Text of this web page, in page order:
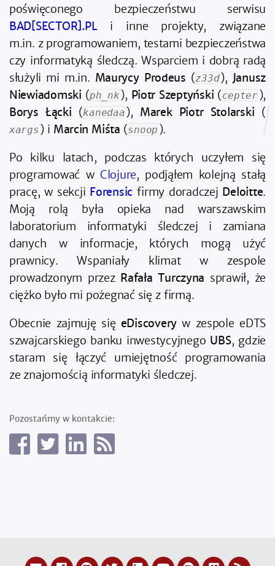
poświęconego bezpieczeństwu serwisu
BAD[SECTOR].PL i inne projekty, związane
m.in. z programowaniem, testami bezpieczeństwa
czy informatyką śledczą. Wsparciem i dobrą radą
służyli mi m.in. Maurycy Prodeus (z33d), Janusz
Niewiadomski (ph_nk ), Piotr Szeptyński (cepter ),
Borys Łącki (kanedaa ), Marek Piotr Stolarski (
xargs ) i Marcin Miśta (snoop ).
Po kilku latach, podczas których uczyłem się
programować w Clojure, podjąłem kolejną stałą
pracę, w sekcji Forensic firmy doradczej Deloitte.
Moją rolą była opieka nad warszawskim
laboratorium informatyki śledczej i zamiana
danych w informacje, których mogą użyć
prawnicy. Wspaniały klimat w zespole
prowadzonym przez Rafała Turczyna sprawił, że
ciężko było mi pożegnać się z firmą.
Obecnie zajmuję się eDiscovery w zespole eDTS
szwajcarskiego banku inwestycyjnego UBS, gdzie
staram się łączyć umiejętność programowania
ze znajomością informatyki śledczej.
Pozostańmy w kontakcie: